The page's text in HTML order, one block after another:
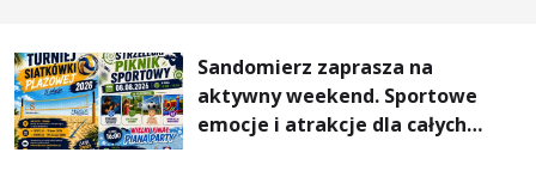
Sandomierz zaprasza na
aktywny weekend. Sportowe
emocje i atrakcje dla całych